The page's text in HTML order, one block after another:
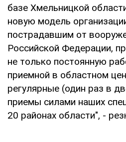
базе Хмельницкой
новую модель
пострадавшим от
Российской Федерации,
не только постоянную
приемной в областном
регулярные (один раз в
приемы силами наших
20 районах области", -